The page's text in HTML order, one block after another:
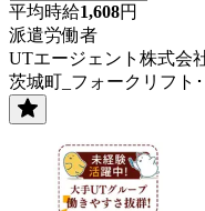
平均時給1,608円
派遣労働者
UTエージェント株式会
茨城町_フォークリフト